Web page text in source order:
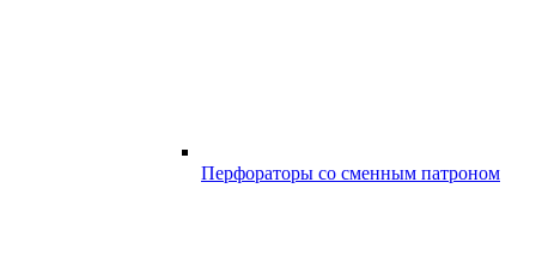
Перфораторы со сменным патроном